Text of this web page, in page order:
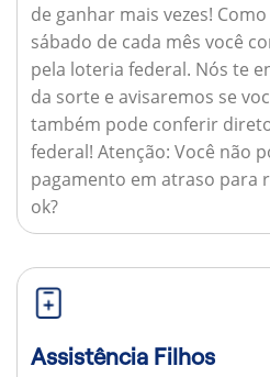
de ganhar mais vezes!
sábado de cada mês você
pela loteria federal. Nós te
da sorte e avisaremos se
também pode conferir
federal! Atenção: Você não
pagamento em atraso para
ok?
Assistência Filhos